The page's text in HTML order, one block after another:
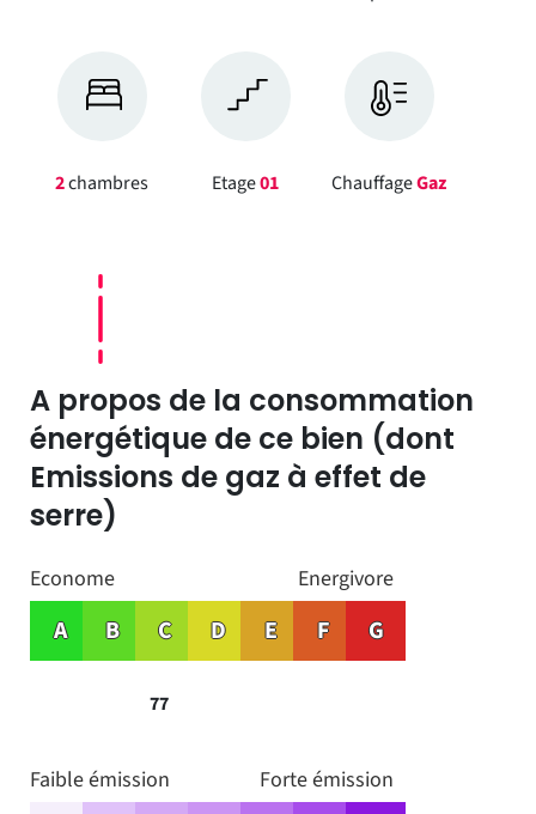
2chambres Etage01 ChauffageGaz
A propos de la consommation
énergétique de ce bien (dont
Emissions de gaz à effet de
serre)
A
Econome
B C
77
D E F G
Energivore
Faible émission Forte émission